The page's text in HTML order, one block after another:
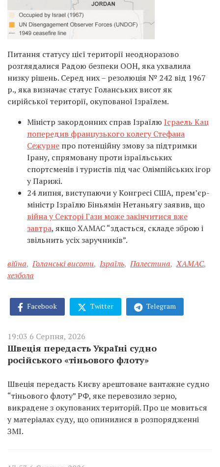
Питання статусу цієї території неодноразово
розглядалися Радою безпеки ООН, яка ухвалила
низку рішень. Серед них – резолюція № 242 від 1967
р., яка визначає статус Голанських висот як
сирійської території, окупованої Ізраїлем.
Міністр закордонних справ Ізраїлю Ісраель Кац
попередив французького колегу Стефана
Сежурне про потенційну змову за підтримки
Ірану, спрямовану проти ізраїльських
спортсменів і туристів під час Олімпійських ігор
у Парижі.
24 липня, виступаючи у Конгресі США, прем’єр-
міністр Ізраїлю Біньямін Нетаньягу заявив, що
війна у Секторі Гази може закінчитися вже
завтра, якщо ХАМАС “здасться, складе зброю і
звільнить усіх заручників”.
війна, Голанські висоти, Ізраїль, Палестина, ХАМАС,
хезбола
Facebook Twitter Telegram
19:03 6 Серпня, 2026
Швеція передасть Україні судно
російського «тіньового флоту»
Швеція передасть Києву арештоване вантажне судно
“тіньового флоту” РФ, яке перевозило зерно,
викрадене з окупованих територій. Про це мовиться
у матеріалах суду, що опинилися в розпорядженні
ЗМІ.